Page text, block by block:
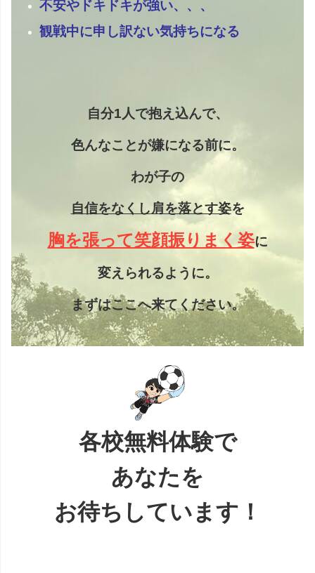
不安やドキドキが強い、、、
観戦中に申し訳ない気持ちになる
自分1人で抱え込んで、
色んなことが嫌になる前に。
わが子の
自信をなくし肩を落とす姿を
胸を張って笑顔振りまく姿に
変えられるように。
まずはここへ来てください。
各校無料体験で
あなたを
お待ちしています！